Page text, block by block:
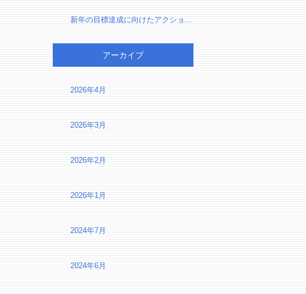
新年の目標達成に向けたアクションプラン～夢を実現するための第一歩～
アーカイブ
2026年4月
2026年3月
2026年2月
2026年1月
2024年7月
2024年6月